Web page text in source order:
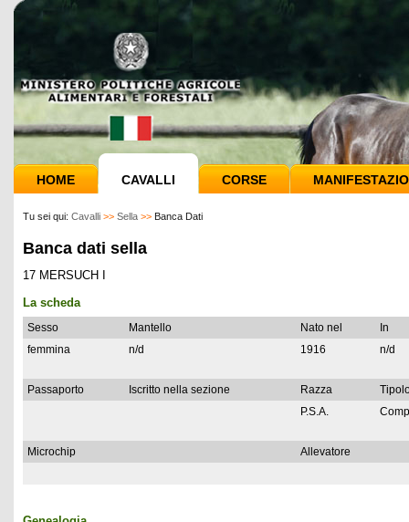
HOME CAVALLI CORSE
Tu sei qui: Cavalli >> Sella >> Banca Dati
Banca dati sella
17 MERSUCH I
La scheda
Sesso Mantello Nato nel
In
femmina
n/d 1916 n/d
Passaporto Iscritto nella sezione Razza
P.S.A.
Microchip Allevatore